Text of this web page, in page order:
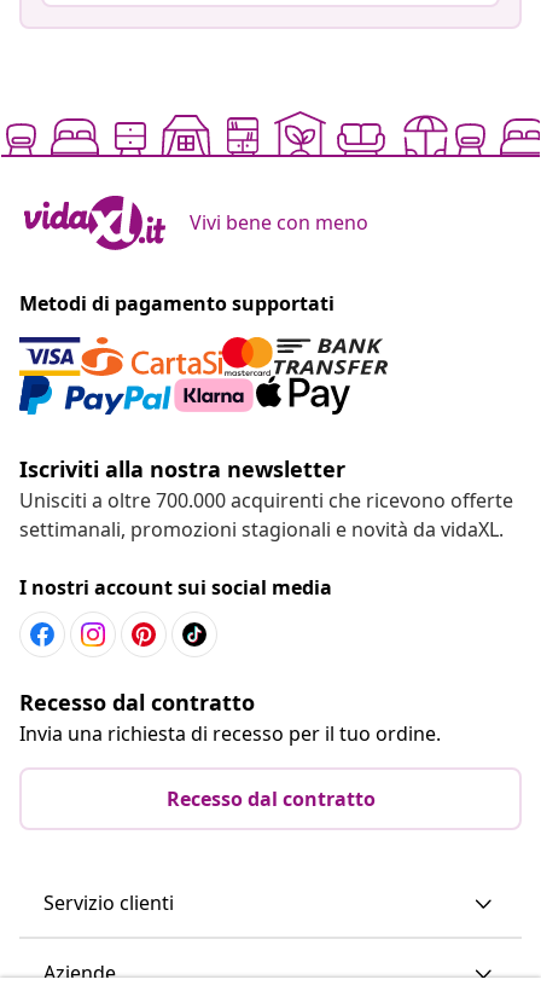
Vivi bene con meno
Metodi di pagamento supportati
Iscriviti alla nostra newsletter
Unisciti a oltre 700.000 acquirenti che ricevono offerte
settimanali, promozioni stagionali e novità da vidaXL.
I nostri account sui social media
Recesso dal contratto
Invia una richiesta di recesso per il tuo ordine.
Recesso dal contratto
Servizio clienti
Aziende